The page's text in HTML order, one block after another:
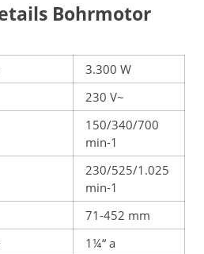
Bohrmotor
3.300 W
230 V~
150/340/700
min-1
230/525/1.025
min-1
71-452 mm
1¼“ a